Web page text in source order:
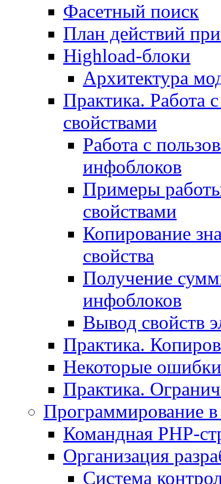
Фасетный поиск
План действий
Highload-блоки
Архитектура
Практика. Работа
свойствами
Работа с
инфоблоков
Примеры
свойствами
Копирование
свойства
Получение
инфоблоков
Вывод свойств
Практика.
Некоторые
Практика.
Программирование
Командная PHP-
Организация
Система